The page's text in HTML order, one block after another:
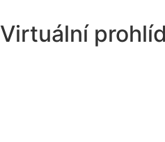
Virtuální